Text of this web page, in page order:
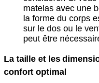
matelas avec une
la forme du corps
sur le dos ou le
peut être
La taille et les
confort optimal